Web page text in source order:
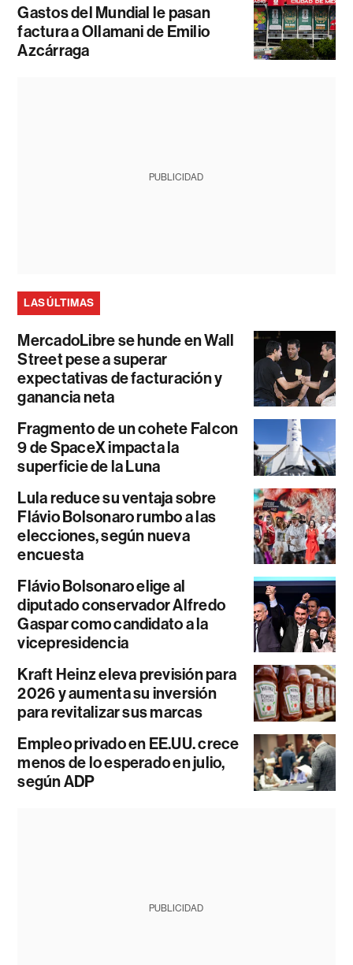
Gastos del Mundial le pasan
factura a Ollamani de Emilio
Azcárraga
PUBLICIDAD
LAS ÚLTIMAS
MercadoLibre se hunde en Wall
Street pese a superar
expectativas de facturación y
ganancia neta
Fragmento de un cohete Falcon
9 de SpaceX impacta la
superficie de la Luna
Lula reduce su ventaja sobre
Flávio Bolsonaro rumbo a las
elecciones, según nueva
encuesta
Flávio Bolsonaro elige al
diputado conservador Alfredo
Gaspar como candidato a la
vicepresidencia
Kraft Heinz eleva previsión para
2026 y aumenta su inversión
para revitalizar sus marcas
Empleo privado en EE.UU. crece
menos de lo esperado en julio,
según ADP
PUBLICIDAD